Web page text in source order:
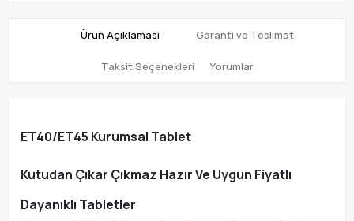
Ürün Açıklaması Garanti ve Teslimat
Taksit Seçenekleri Yorumlar
ET40/ET45 Kurumsal Tablet
Kutudan Çıkar Çıkmaz Hazır Ve Uygun Fiyatlı
Dayanıklı Tabletler